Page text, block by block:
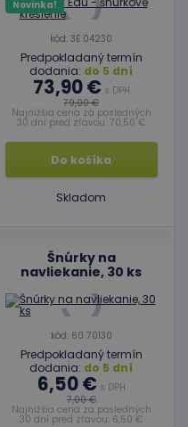
Novinka!
kód: 3E 04230
Predpokladaný termín
dodania: do 5 dní
73,90 € s DPH
79,00 €
Najnižšia cena za posledných
30 dní pred zľavou: 70,50 €
Do košíka
Skladom
Šnúrky na
navliekanie, 30 ks
kód: 60 70130
Predpokladaný termín
dodania: do 5 dní
6,50 € s DPH
7,00 €
Najnižšia cena za posledných
30 dní pred zľavou: 6,50 €